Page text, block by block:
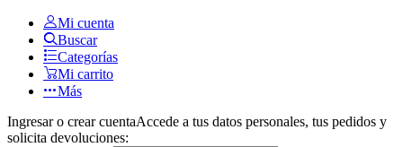
Mi cuenta
Buscar
Categorías
Mi carrito
Más
Ingresar o crear cuentaAccede a tus datos personales, tus pedidos y
solicita devoluciones: